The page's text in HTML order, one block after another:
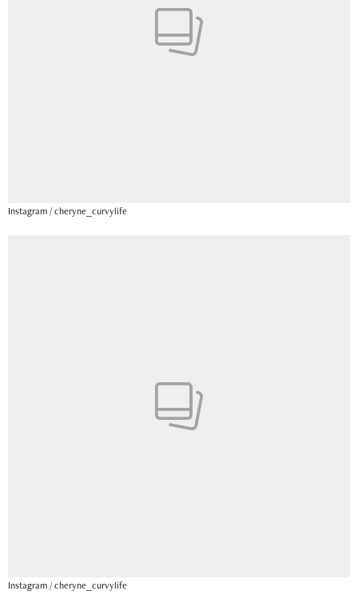
Instagram / cheryne_curvylife
Instagram / cheryne_curvylife